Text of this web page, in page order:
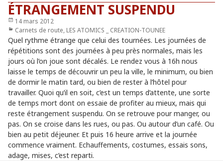
ÉTRANGEMENT SUSPENDU
Publié
le
14 mars 2012
Catégories
Carnets de route, LES ATOMICS _ CREATION-TOUNEE
Quel rythme étrange que celui des tournées. Les journées de
répétitions sont des journées à peu près normales, mais les
jours où l’on joue sont décalés. Le rendez vous à 16h nous
laisse le temps de découvrir un peu la ville, le minimum, ou bien
de dormir le matin tard, ou bien de rester à l’hôtel pour
travailler. Quoi qu’il en soit, c’est un temps d’attente, une sorte
de temps mort dont on essaie de profiter au mieux, mais qui
reste étrangement suspendu. On se retrouve pour manger, ou
pas. On se croise dans les rues, ou pas. Ou autour d’un café. Ou
bien au petit déjeuner. Et puis 16 heure arrive et la journée
commence vraiment. Echauffements, costumes, essais sons,
adage, mises, c’est reparti.